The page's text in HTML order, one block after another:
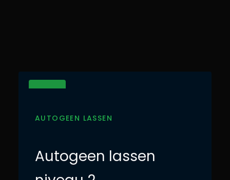
AUTOGEEN LASSEN
Autogeen lassen